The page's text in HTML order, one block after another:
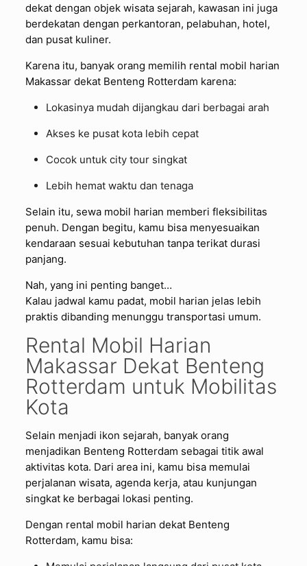
dekat dengan objek wisata sejarah, kawasan ini juga
berdekatan dengan perkantoran, pelabuhan, hotel,
dan pusat kuliner.
Karena itu, banyak orang memilih rental mobil harian
Makassar dekat Benteng Rotterdam karena:
Lokasinya mudah dijangkau dari berbagai arah
Akses ke pusat kota lebih cepat
Cocok untuk city tour singkat
Lebih hemat waktu dan tenaga
Selain itu, sewa mobil harian memberi fleksibilitas
penuh. Dengan begitu, kamu bisa menyesuaikan
kendaraan sesuai kebutuhan tanpa terikat durasi
panjang.
Nah, yang ini penting banget…
Kalau jadwal kamu padat, mobil harian jelas lebih
praktis dibanding menunggu transportasi umum.
Rental Mobil Harian
Makassar Dekat Benteng
Rotterdam untuk Mobilitas
Kota
Selain menjadi ikon sejarah, banyak orang
menjadikan Benteng Rotterdam sebagai titik awal
aktivitas kota. Dari area ini, kamu bisa memulai
perjalanan wisata, agenda kerja, atau kunjungan
singkat ke berbagai lokasi penting.
Dengan rental mobil harian dekat Benteng
Rotterdam, kamu bisa: